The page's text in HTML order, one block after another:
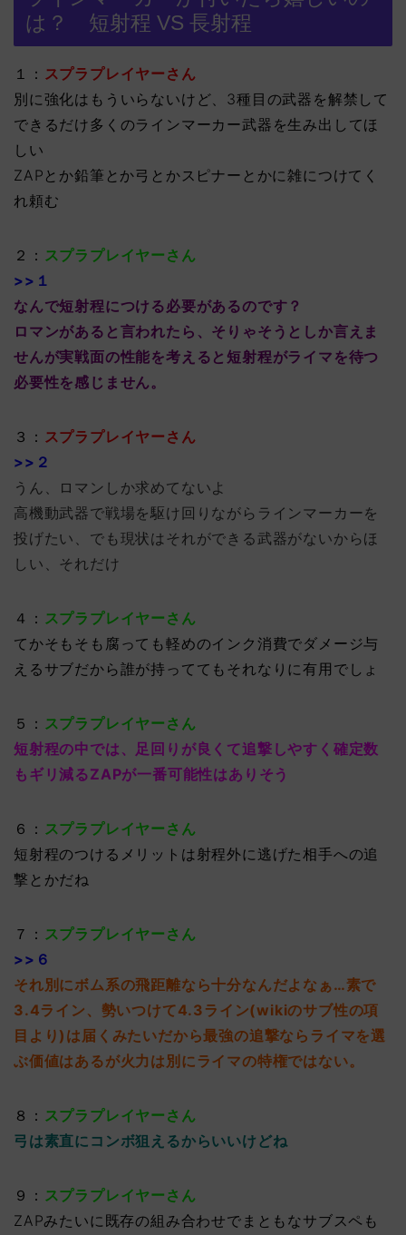
は？ 短射程 VS 長射程
１： スプラプレイヤーさん
別に強化はもういらないけど、3種目の武器を解禁して
できるだけ多くのラインマーカー武器を生み出してほ
しい
ZAPとか鉛筆とか弓とかスピナーとかに雑につけてく
れ頼む
２： スプラプレイヤーさん
>>１
なんで短射程につける必要があるのです？
ロマンがあると言われたら、そりゃそうとしか言えま
せんが実戦面の性能を考えると短射程がライマを待つ
必要性を感じません。
３： スプラプレイヤーさん
>>２
うん、ロマンしか求めてないよ
高機動武器で戦場を駆け回りながらラインマーカーを
投げたい、でも現状はそれができる武器がないからほ
しい、それだけ
４： スプラプレイヤーさん
てかそもそも腐っても軽めのインク消費でダメージ与
えるサブだから誰が持っててもそれなりに有用でしょ
５： スプラプレイヤーさん
短射程の中では、足回りが良くて追撃しやすく確定数
もギリ減るZAPが一番可能性はありそう
６： スプラプレイヤーさん
短射程のつけるメリットは射程外に逃げた相手への追
撃とかだね
７： スプラプレイヤーさん
>>６
それ別にボム系の飛距離なら十分なんだよなぁ…素で
3.4ライン、勢いつけて4.3ライン(wikiのサブ性の項
目より)は届くみたいだから最強の追撃ならライマを選
ぶ価値はあるが火力は別にライマの特権ではない。
８： スプラプレイヤーさん
弓は素直にコンボ狙えるからいいけどね
９： スプラプレイヤーさん
ZAPみたいに既存の組み合わせでまともなサブスペも